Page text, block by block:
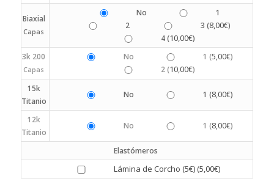
Biaxial
Capas
No
1
2
3 (8,00€)
4 (10,00€)
3k 200
Capas
No 1 (5,00€)
2 (10,00€)
15k
Titanio
No 1 (8,00€)
12k
Titanio
No 1 (8,00€)
Elastómeros
Lámina de Corcho (5€) (5,00€)